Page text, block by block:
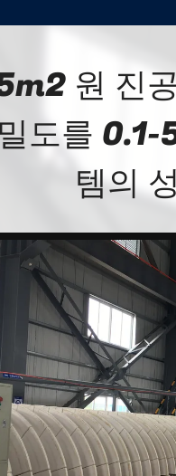
원 진
도를
템의